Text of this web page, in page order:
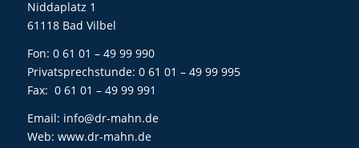
Niddaplatz 1
61118 Bad Vilbel
Fon: 0 61 01 – 49 99 990
Privatsprechstunde: 0 61 01 – 49 99 995
Fax: 0 61 01 – 49 99 991
Email: info@dr-mahn.de
Web: www.dr-mahn.de